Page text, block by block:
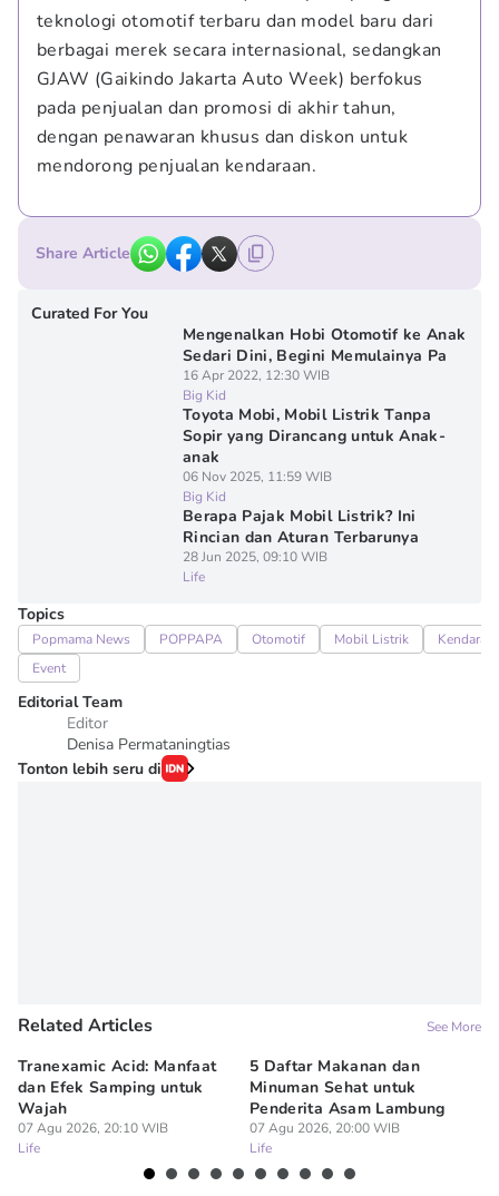
teknologi otomotif terbaru dan model baru dari
berbagai merek secara internasional, sedangkan
GJAW (Gaikindo Jakarta Auto Week) berfokus
pada penjualan dan promosi di akhir tahun,
dengan penawaran khusus dan diskon untuk
mendorong penjualan kendaraan.
Share Article
Curated For You
Mengenalkan Hobi Otomotif ke Anak
Sedari Dini, Begini Memulainya Pa
16 Apr 2022, 12:30 WIB
Big Kid
Toyota Mobi, Mobil Listrik Tanpa
Sopir yang Dirancang untuk Anak-
anak
06 Nov 2025, 11:59 WIB
Big Kid
Berapa Pajak Mobil Listrik? Ini
Rincian dan Aturan Terbarunya
28 Jun 2025, 09:10 WIB
Life
Topics
Popmama News POPPAPA Otomotif Mobil Listrik
Event
Editorial Team
Editor
Denisa Permataningtias
Tonton lebih seru di
Related Articles See More
Tranexamic Acid: Manfaat
dan Efek Samping untuk
Wajah
07 Agu 2026, 20:10 WIB
Life
5 Daftar Makanan dan
Minuman Sehat untuk
Penderita Asam Lambung
07 Agu 2026, 20:00 WIB
Life